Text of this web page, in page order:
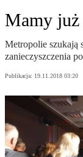
Mamy już
Metropolie szukają
zanieczyszczenia
Publikacja: 19.11.2018 03:20